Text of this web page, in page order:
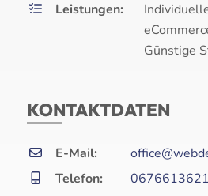
Leistungen:
Günstige
KONTAKTDATEN
E-Mail:
Telefon: